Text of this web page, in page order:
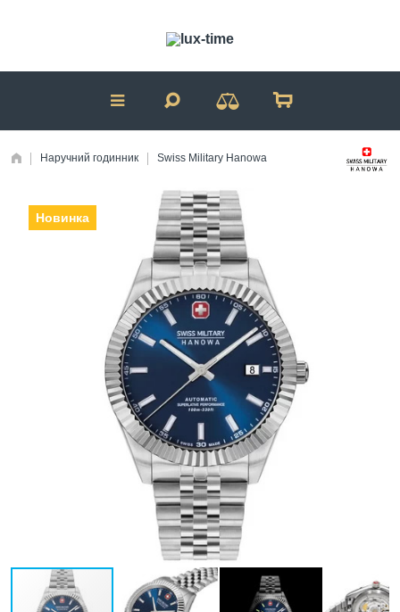
Наручний годинник Swiss Military Hanowa
Новинка